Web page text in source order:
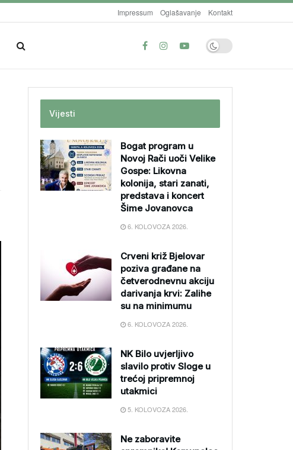
Impressum Oglašavanje Kontakt
Vijesti
Bogat program u
Novoj Rači uoči Velike
Gospe: Likovna
kolonija, stari zanati,
predstava i koncert
Šime Jovanovca
6. KOLOVOZA 2026.
Crveni križ Bjelovar
poziva građane na
četverodnevnu akciju
darivanja krvi: Zalihe
su na minimumu
6. KOLOVOZA 2026.
NK Bilo uvjerljivo
slavilo protiv Sloge u
trećoj pripremnoj
utakmici
5. KOLOVOZA 2026.
Ne zaboravite